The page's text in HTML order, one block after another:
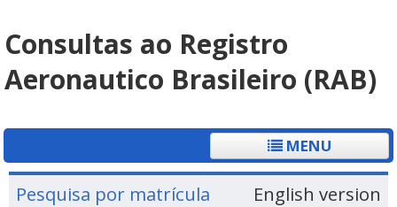
Consultas ao Registro
Aeronautico Brasileiro (RAB)
MENU
Pesquisa por matrícula English version